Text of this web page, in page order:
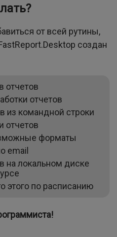
от всей рутины,
создан
отчетов
отчетов
из командной строки
отчетов
форматы
email
на локальном диске
этого по расписанию